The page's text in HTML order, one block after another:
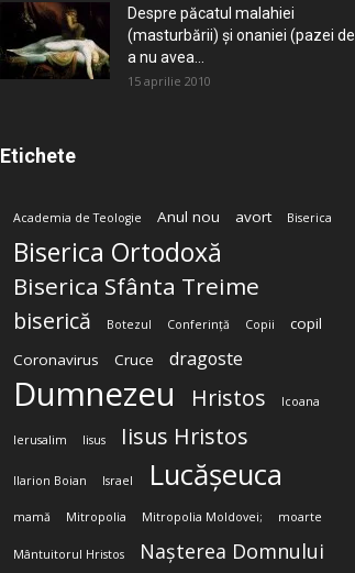
Despre păcatul malahiei
(masturbării) şi onaniei (pazei de
a nu avea...
15 aprilie 2010
Etichete
Academia de Teologie Anul nou avort Biserica
Biserica Ortodoxă
Biserica Sfânta Treime
biserică Botezul Conferință Copii
copil
Coronavirus
Cruce dragoste
Dumnezeu Hristos Icoana
Ierusalim Iisus Iisus Hristos
Ilarion Boian Israel Lucășeuca
mamă Mitropolia Mitropolia Moldovei; moarte
Mântuitorul Hristos Nașterea Domnului